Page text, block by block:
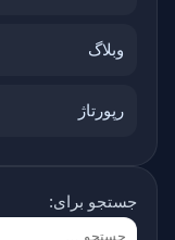
وبلاگ
رپورتاژ
جستجو برای: